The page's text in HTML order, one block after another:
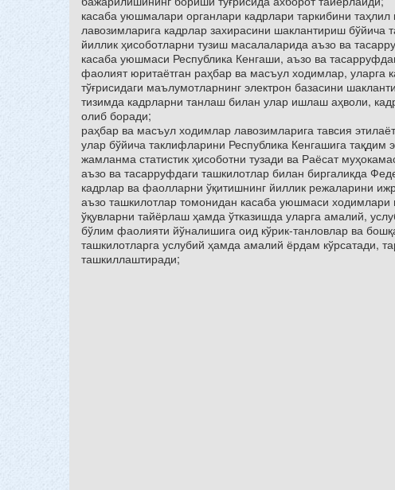
касаба уюшмалари органлари кадрлари таркибини
лавозимларига кадрлар захирасини шаклантириш
йиллик ҳисоботларни тузиш масалаларида аъзо ва
касаба уюшмаси Республика Кенгаши, аъзо ва
фаолият юритаётган раҳбар ва масъул ходимлар, уларга
тўғрисидаги маълумотларнинг электрон базасини
тизимда кадрларни танлаш билан улар ишлаш аҳволи,
олиб боради;
раҳбар ва масъул ходимлар лавозимларига тавсия
улар бўйича таклифларини Республика Кенгашига тақдим
жамланма статистик ҳисоботни тузади ва Раёсат
аъзо ва тасарруфдаги ташкилотлар билан биргаликда
кадрлар ва фаолларни ўқитишнинг йиллик режаларини
аъзо ташкилотлар томонидан касаба уюшмаси ходимлари
ўқувларни тайёрлаш ҳамда ўтказишда уларга амалий,
бўлим фаолияти йўналишига оид кўрик-танловлар ва
ташкилотларга услубий ҳамда амалий ёрдам кўрсатади,
ташкиллаштиради;